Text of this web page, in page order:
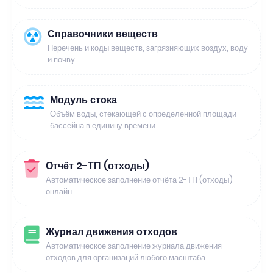
Справочники веществ
Перечень и коды веществ, загрязняющих воздух, воду
и почву
Модуль стока
Объём воды, стекающей с определенной площади
бассейна в единицу времени
Отчёт 2-ТП (отходы)
Автоматическое заполнение отчёта 2-ТП (отходы)
онлайн
Журнал движения отходов
Автоматическое заполнение журнала движения
отходов для организаций любого масштаба